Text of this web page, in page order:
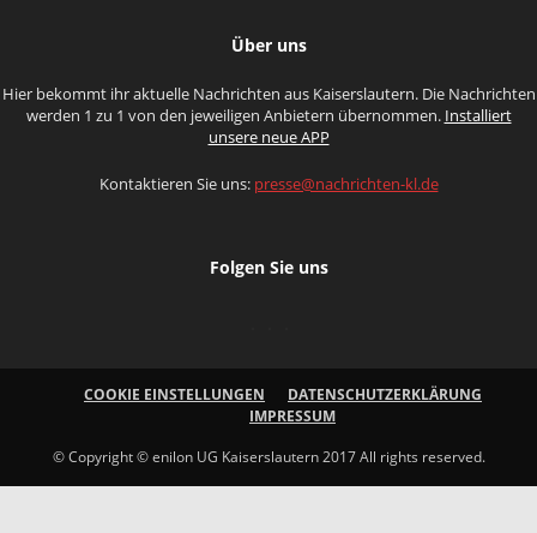
Über uns
Hier bekommt ihr aktuelle Nachrichten aus Kaiserslautern. Die Nachrichten
werden 1 zu 1 von den jeweiligen Anbietern übernommen. Installiert
unsere neue APP
Kontaktieren Sie uns: presse@nachrichten-kl.de
Folgen Sie uns
COOKIE EINSTELLUNGEN
DATENSCHUTZERKLÄRUNG
IMPRESSUM
© Copyright © enilon UG Kaiserslautern 2017 All rights reserved.